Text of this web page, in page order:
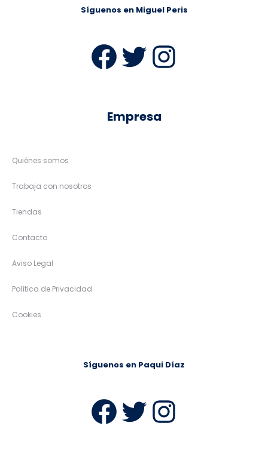
Síguenos en Miguel Peris
Facebook
Twitter
Empresa
Quiénes somos
Trabaja con nosotros
Tiendas
Contacto
Aviso Legal
Política de Privacidad
Cookies
Síguenos en Paqui Díaz
Facebook
Twitter